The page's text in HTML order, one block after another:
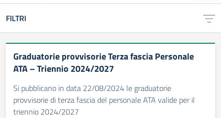
FILTRI
Graduatorie provvisorie Terza fascia Personale
ATA – Triennio 2024/2027
Si pubblicano in data 22/08/2024 le graduatorie
provvisorie di terza fascia del personale ATA valide per il
triennio 2024/2027